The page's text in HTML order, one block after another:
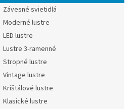
Závesné svietidlá
Moderné lustre
LED lustre
Lustre 3-ramenné
Stropné lustre
Vintage lustre
Krištálové lustre
Klasické lustre